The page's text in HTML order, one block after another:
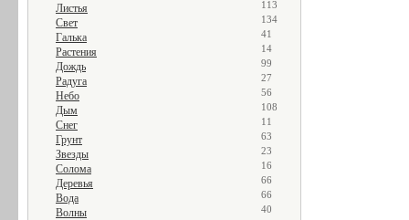
Листья 113
Свет 134
Галька 41
Растения 14
Дождь 99
Радуга 27
Небо 56
Дым 108
Снег 11
Грунт 63
Звезды 23
Солома 16
Деревья 66
Вода 66
Волны 40